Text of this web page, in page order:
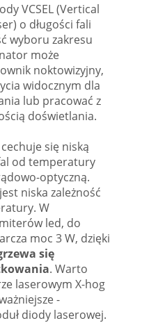
VCSEL (Vertical
o długości fali
wyboru zakresu
może
noktowizyjny,
widocznym dla
lub pracować z
doświetlania.
się niską
od temperatury
optyczną.
niska zależność
W
led, do
moc 3 W, dzięki
się
. Warto
laserowym X-hog
-
diody laserowej.